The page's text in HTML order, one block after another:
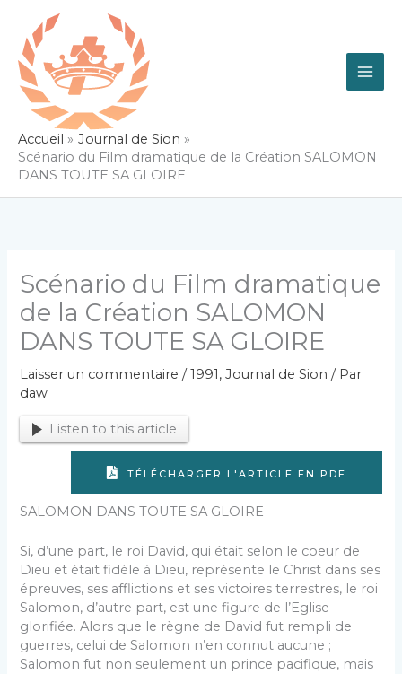
contenu
Accueil
Journal de Sion
Scénario du Film dramatique de la Création SALOMON
DANS TOUTE SA GLOIRE
Scénario du Film dramatique
de la Création SALOMON
DANS TOUTE SA GLOIRE
Laisser un commentaire /1991,Journal de Sion / Par
daw
Listen to this article
TÉLÉCHARGER L'ARTICLE EN PDF
SALOMON DANS TOUTE SA GLOIRE
Si, d’une part, le roi David, qui était selon le coeur de
Dieu et était fidèle à Dieu, représente le Christ dans ses
épreuves, ses afflictions et ses victoires terrestres, le roi
Salomon, d’autre part, est une figure de l’Eglise
glorifiée. Alors que le règne de David fut rempli de
guerres, celui de Salomon n’en connut aucune ;
Salomon fut non seulement un prince pacifique, mais